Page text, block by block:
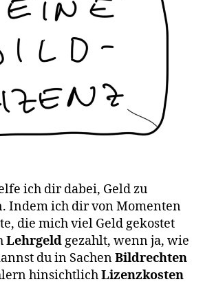
du
ich dir dabei, Geld zu
Indem ich dir von Momenten
die mich viel Geld gekostet
Lehrgeldgezahlt, wenn ja, wie
du in SachenBildrechten
hinsichtlichLizenzkosten